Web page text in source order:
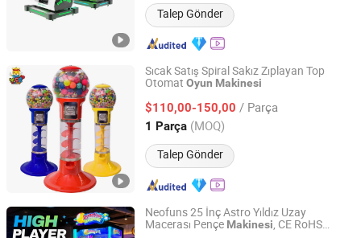
Talep Gönder
Sıcak Satış Spiral Sakız Zıplayan Top
Otomat Oyun Makinesi
$110,00-150,00 / Parça
1 Parça (MOQ)
Talep Gönder
Guangzhou Dinibao Animation Technology Co., Ltd.
Guangdong, China Fiyat 2025
Neofuns 25 İnç Astro Yıldız Uzay
Macerası Pençe Makinesi, CE RoHS
NEOFUNS AMUSEMENT EQUIPMENT CO.LTD.